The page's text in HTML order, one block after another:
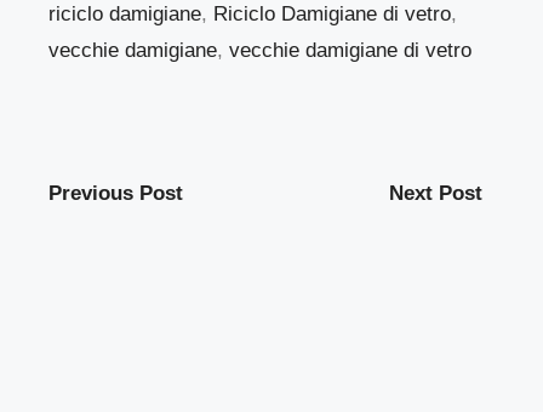
riciclo damigiane, Riciclo Damigiane di vetro,
vecchie damigiane, vecchie damigiane di vetro
Previous Post Next Post